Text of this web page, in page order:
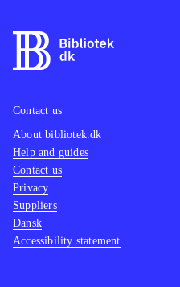
Contact us
About bibliotek.dk
Help and guides
Contact us
Privacy
Suppliers
Dansk
Accessibility statement